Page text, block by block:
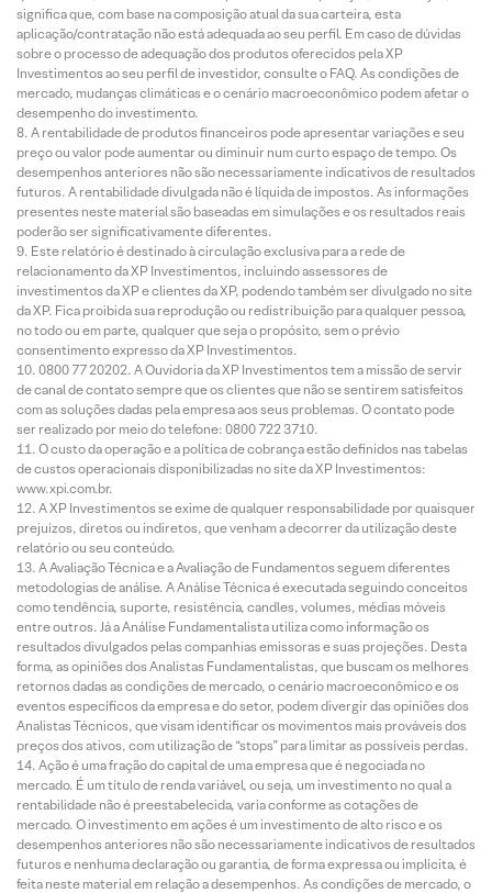
significa que, com base na composição atual da sua carteira, esta
aplicação/contratação não está adequada ao seu perfil. Em caso de dúvidas
sobre o processo de adequação dos produtos oferecidos pela XP
Investimentos ao seu perfil de investidor, consulte o FAQ. As condições de
mercado, mudanças climáticas e o cenário macroeconômico podem afetar o
desempenho do investimento.
A rentabilidade de produtos financeiros pode apresentar variações e seu
preço ou valor pode aumentar ou diminuir num curto espaço de tempo. Os
desempenhos anteriores não são necessariamente indicativos de resultados
futuros. A rentabilidade divulgada não é líquida de impostos. As informações
presentes neste material são baseadas em simulações e os resultados reais
poderão ser significativamente diferentes.
Este relatório é destinado à circulação exclusiva para a rede de
relacionamento da XP Investimentos, incluindo assessores de
investimentos da XP e clientes da XP, podendo também ser divulgado no site
da XP. Fica proibida sua reprodução ou redistribuição para qualquer pessoa,
no todo ou em parte, qualquer que seja o propósito, sem o prévio
consentimento expresso da XP Investimentos.
0800 77 20202. A Ouvidoria da XP Investimentos tem a missão de servir
de canal de contato sempre que os clientes que não se sentirem satisfeitos
com as soluções dadas pela empresa aos seus problemas. O contato pode
ser realizado por meio do telefone: 0800 722 3710.
O custo da operação e a política de cobrança estão definidos nas tabelas
de custos operacionais disponibilizadas no site da XP Investimentos:
www.xpi.com.br.
A XP Investimentos se exime de qualquer responsabilidade por quaisquer
prejuízos, diretos ou indiretos, que venham a decorrer da utilização deste
relatório ou seu conteúdo.
A Avaliação Técnica e a Avaliação de Fundamentos seguem diferentes
metodologias de análise. A Análise Técnica é executada seguindo conceitos
como tendência, suporte, resistência, candles, volumes, médias móveis
entre outros. Já a Análise Fundamentalista utiliza como informação os
resultados divulgados pelas companhias emissoras e suas projeções. Desta
forma, as opiniões dos Analistas Fundamentalistas, que buscam os melhores
retornos dadas as condições de mercado, o cenário macroeconômico e os
eventos específicos da empresa e do setor, podem divergir das opiniões dos
Analistas Técnicos, que visam identificar os movimentos mais prováveis dos
preços dos ativos, com utilização de “stops” para limitar as possíveis perdas.
Ação é uma fração do capital de uma empresa que é negociada no
mercado. É um título de renda variável, ou seja, um investimento no qual a
rentabilidade não é preestabelecida, varia conforme as cotações de
mercado. O investimento em ações é um investimento de alto risco e os
desempenhos anteriores não são necessariamente indicativos de resultados
futuros e nenhuma declaração ou garantia, de forma expressa ou implícita, é
feita neste material em relação a desempenhos. As condições de mercado, o